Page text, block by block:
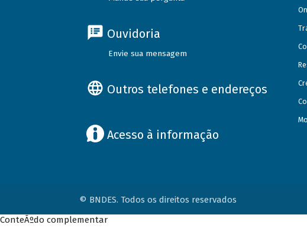
Ouvidoria
Envie sua mensagem
Outros telefones e endereços
Acesso à informação
© BNDES. Todos os direitos reservados
ConteÃºdo complementar